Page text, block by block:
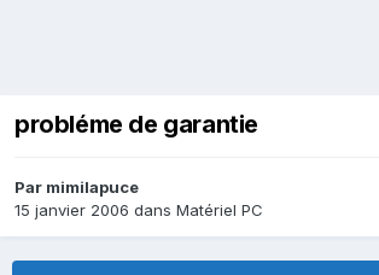
probléme de garantie
Par mimilapuce
15 janvier 2006 dans Matériel PC